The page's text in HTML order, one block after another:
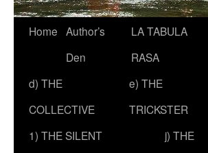
Skip
content
Home Author’s
Den
LA TABULA
RASA
d) THE
COLLECTIVE
e) THE
TRICKSTER
1) THE SILENT
j) THE